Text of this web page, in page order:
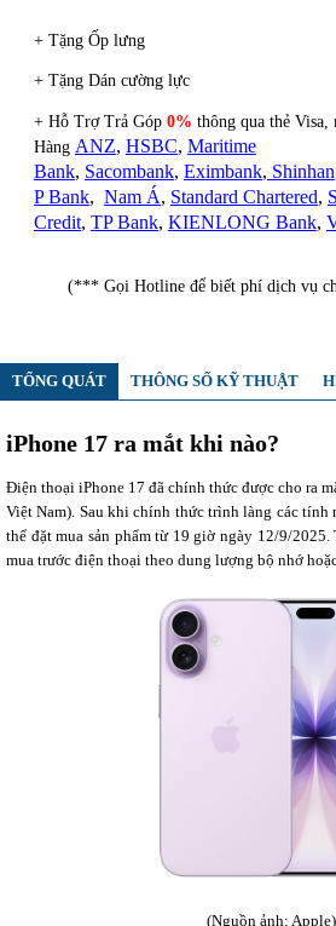
+ Tặng Ốp lưng
+ Tặng Dán cường lực
+ Hỗ Trợ Trả Góp 0% thông qua thẻ Visa,
Hàng ANZ, HSBC, Maritime
Bank, Sacombank, Eximbank, Shinhan
P Bank, Nam Á, Standard Chartered,
Credit, TP Bank, KIENLONG Bank,
(*** Gọi Hotline để biết phí dịch vụ
TỔNG QUÁT THÔNG SỐ KỸ THUẬT
iPhone 17 ra mắt khi nào?
Điện thoại iPhone 17 đã chính thức được cho ra
Việt Nam). Sau khi chính thức trình làng các tính
thể đặt mua sản phẩm từ 19 giờ ngày 12/9/
mua trước điện thoại theo dung lượng bộ nhớ
(Nguồn ảnh: Apple)